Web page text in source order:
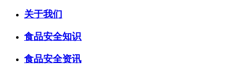
关于我们
食品安全知识
食品安全资讯